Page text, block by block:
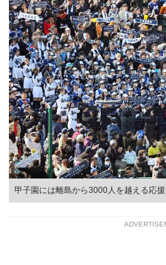
甲子園には離島から3000人を越える応